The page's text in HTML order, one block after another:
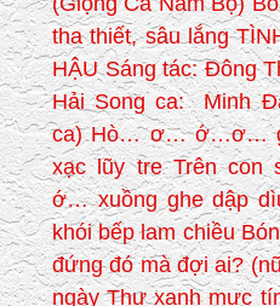
tha thiết, sâu lắng
HẬU Sáng tác: Đông
Hải Song ca: Minh
ca) Hò… ơ… ớ…ơ…
xạc lũy tre Trên con
ớ… xuồng ghe dập
khói bếp lam chiều
đứng đó mà đợi ai?
ngày Thư xanh mực